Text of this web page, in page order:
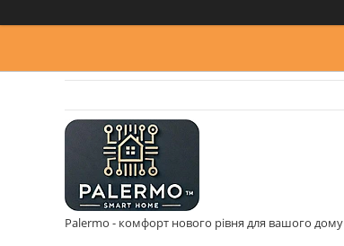
Palermo - комфорт нового рівня для вашого дому